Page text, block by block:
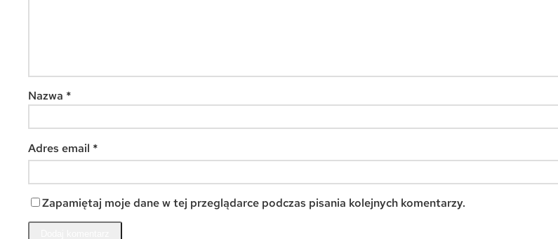
Nazwa *
Adres email *
Zapamiętaj moje dane w tej przeglądarce podczas pisania kolejnych komentarzy.